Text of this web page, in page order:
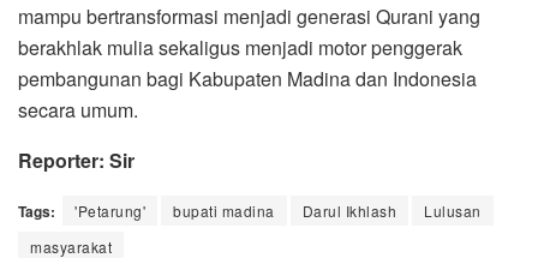
mampu bertransformasi menjadi generasi Qurani yang
berakhlak mulia sekaligus menjadi motor penggerak
pembangunan bagi Kabupaten Madina dan Indonesia
secara umum.
Reporter: Sir
Tags: 'Petarung' bupati madina Darul Ikhlash
Lulusan
masyarakat